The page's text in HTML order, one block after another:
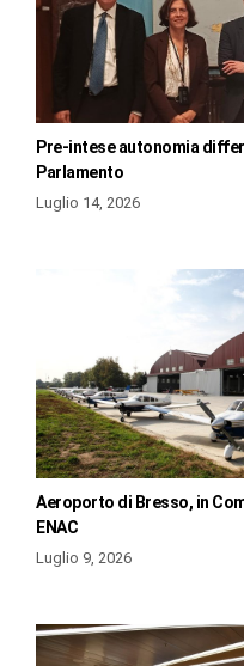
Pre-intese autonomia
Parlamento
Luglio 14, 2026
Aeroporto di Bresso, in
ENAC
Luglio 9, 2026